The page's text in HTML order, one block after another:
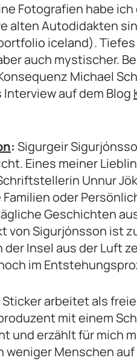
Fotografien habe
alten Autodidakten
iceland).
auch mystischer.
Michael
auf dem Blog
: Sigurgeir
Eines meiner
Unnur
oder
Geschichten
von Sigurjónsson ist
der Insel aus der Luft
im
Sticker arbeitet als
mit einem
und erzählt für mich
weniger Menschen